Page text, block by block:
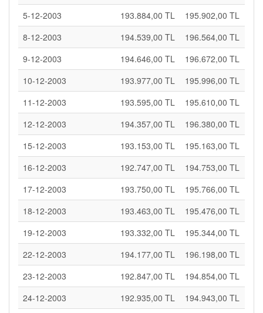
5-12-2003
193.884,00 TL
195.902,00 TL
8-12-2003
194.539,00 TL
196.564,00 TL
9-12-2003
194.646,00 TL
196.672,00 TL
10-12-2003
193.977,00 TL
195.996,00 TL
11-12-2003
193.595,00 TL
195.610,00 TL
12-12-2003
194.357,00 TL
196.380,00 TL
15-12-2003
193.153,00 TL
195.163,00 TL
16-12-2003
192.747,00 TL
194.753,00 TL
17-12-2003
193.750,00 TL
195.766,00 TL
18-12-2003
193.463,00 TL
195.476,00 TL
19-12-2003
193.332,00 TL
195.344,00 TL
22-12-2003
194.177,00 TL
196.198,00 TL
23-12-2003
192.847,00 TL
194.854,00 TL
24-12-2003
192.935,00 TL
194.943,00 TL